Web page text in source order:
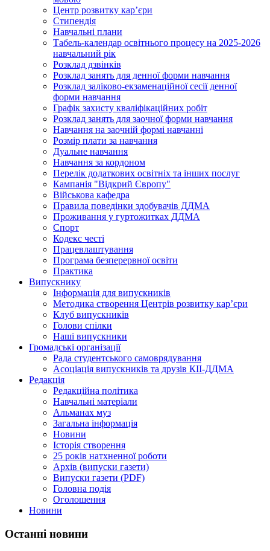
Центр розвитку кар’єри
Стипендія
Навчальні плани
Табель-календар освітнього процесу на 2025-2026
навчальний рік
Розклад дзвінків
Розклад занять для денної форми навчання
Розклад заліково-екзаменаційної сесії денної
форми навчання
Графік захисту кваліфікаційних робіт
Розклад занять для заочної форми навчання
Навчання на заочній формі навчанні
Розмір плати за навчання
Дуальне навчання
Навчання за кордоном
Перелік додаткових освітніх та інших послуг
Кампанія "Відкрий Європу"
Військова кафедра
Правила поведінки здобувачів ДДМА
Проживання у гуртожитках ДДМА
Спорт
Кодекс честі
Працевлаштування
Програма безперервної освіти
Практика
Випускнику
Інформація для випускників
Методика створення Центрів розвитку кар’єри
Клуб випускників
Голови спілки
Наші випускники
Громадські організації
Рада студентського самоврядування
Асоціація випускників та друзів КІІ-ДДМА
Редакція
Редакційна політика
Навчальні матеріали
Альманах муз
Загальна інформація
Новини
Історія створення
25 років натхненної роботи
Архів (випуски газети)
Випуски газети (PDF)
Головна подія
Оголошення
Новини
Останні новини